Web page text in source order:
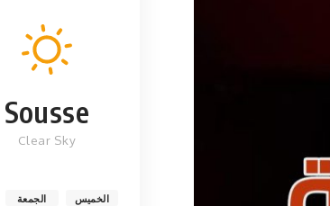
Sousse
Clear Sky
الخميس الجمعة